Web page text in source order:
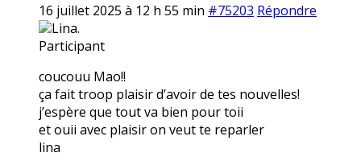
16 juillet 2025 à 12 h 55 min #75203 Répondre
Lina.
Participant
coucouu Mao!!
ça fait troop plaisir d’avoir de tes nouvelles!
j’espère que tout va bien pour toii
et ouii avec plaisir on veut te reparler
lina